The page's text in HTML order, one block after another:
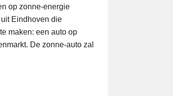
op zonne-energie
Eindhoven die
maken: een auto op
De zonne-auto zal